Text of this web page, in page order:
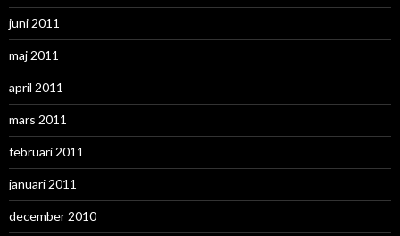
juni 2011
maj 2011
april 2011
mars 2011
februari 2011
januari 2011
december 2010